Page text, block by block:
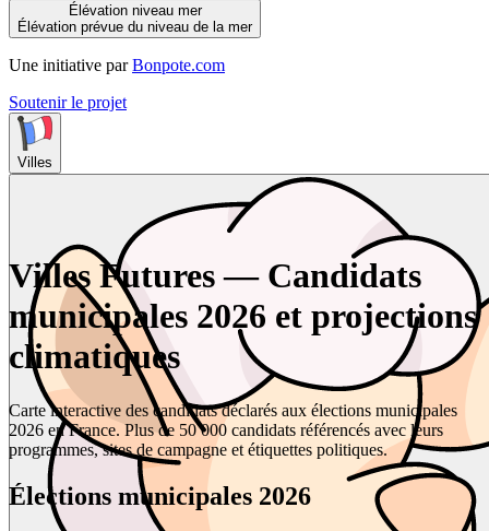
Élévation niveau mer
Élévation prévue du niveau de la mer
Une initiative par Bonpote.com
Soutenir le projet
Villes
Villes Futures — Candidats
municipales 2026 et projections
climatiques
Carte interactive des candidats déclarés aux élections municipales
2026 en France. Plus de 50 000 candidats référencés avec leurs
programmes, sites de campagne et étiquettes politiques.
Élections municipales 2026